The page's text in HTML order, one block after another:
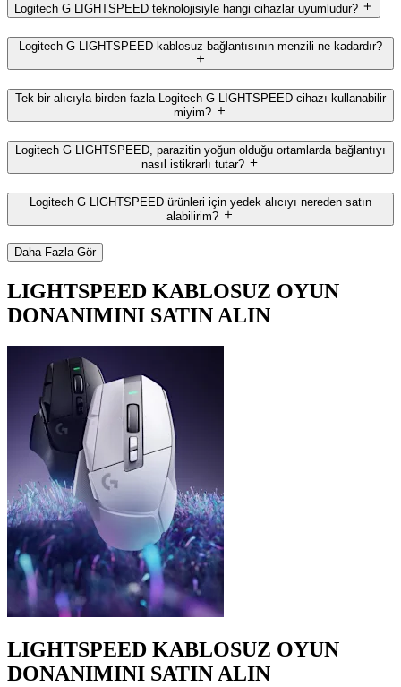
Logitech G LIGHTSPEED teknolojisiyle hangi cihazlar uyumludur?
Logitech G LIGHTSPEED kablosuz bağlantısının menzili ne kadardır?
Tek bir alıcıyla birden fazla Logitech G LIGHTSPEED cihazı kullanabilir
miyim?
Logitech G LIGHTSPEED, parazitin yoğun olduğu ortamlarda bağlantıyı
nasıl istikrarlı tutar?
Logitech G LIGHTSPEED ürünleri için yedek alıcıyı nereden satın
alabilirim?
Daha Fazla Gör
LIGHTSPEED KABLOSUZ OYUN
DONANIMINI SATIN ALIN
LIGHTSPEED KABLOSUZ OYUN
DONANIMINI SATIN ALIN